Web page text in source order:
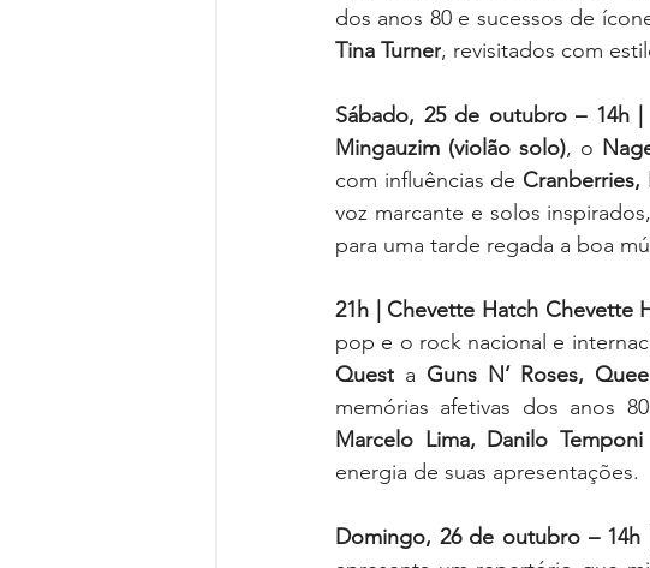
dos anos 80 e sucessos de
Tina Turner, revisitados com
Sábado, 25 de outubro – 14h
Mingauzim (violão solo), o
com influências de Cranberries,
voz marcante e solos
para uma tarde regada a boa
21h | Chevette Hatch Chevette
pop e o rock nacional e
Quest a Guns N’ Roses,
memórias afetivas dos anos
Marcelo Lima, Danilo
energia de suas apresentações.
Domingo, 26 de outubro – 14h